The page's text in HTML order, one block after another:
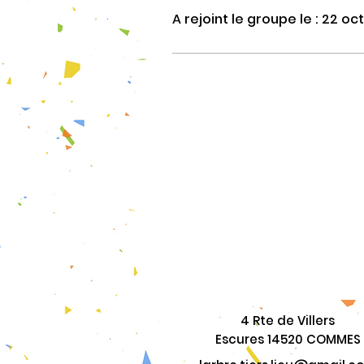
A rejoint le groupe le : 22
4 Rte de Villers
Escures 14520 COMMES